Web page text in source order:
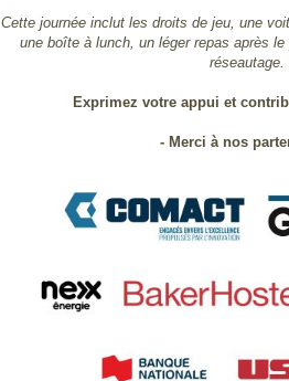
Cette journée inclut les droits de jeu, une
une boîte à lunch, un léger repas après
réseautage.
Exprimez votre appui et
- Merci à nos